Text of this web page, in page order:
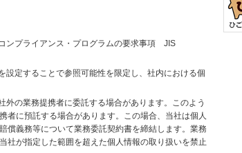
ンプライアンス・プログラムの要求事項 JIS
定することで参照可能性を限定し、社内における個
の業務提携者に委託する場合があります。このよう
者に預託する場合があります。この場合、当社は個人
償義務等について業務委託契約書を締結します。業務
社が指定した範囲を超えた個人情報の取り扱いを禁止